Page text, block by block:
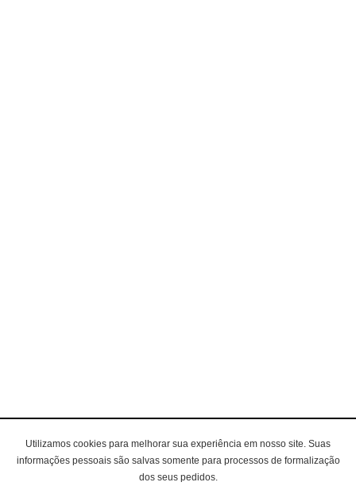
Utilizamos cookies para melhorar sua experiência em nosso site. Suas
informações pessoais são salvas somente para processos de formalização
dos seus pedidos.